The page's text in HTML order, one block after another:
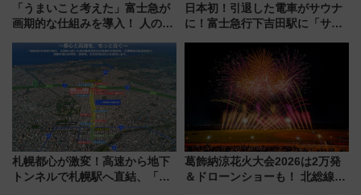
「うまいこと考えた」富士急が
画期的な仕組みを導入！ 人のか
ん」始動
日本初！引退した電車がサウナ
に！富士急行下吉田駅に「サ電
業 行き交う電車の音や振動を
感じながら「ととのう」新感覚
札幌都心が激変！高速から地下
トンネルで札幌駅へ直結、「創
葛飾納涼花火大会2026は2万発
＆ドローンショーも！ 北総線を